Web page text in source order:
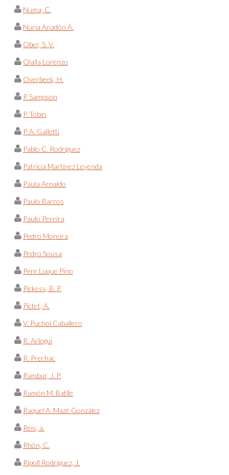
Numa, C.
Nuria Anadón A.
Ober, S. V.
Olalla Lorenzo
Overbeek, H.
P. Sampson
P. Tobin
P. A. Galletti
Pablo C. Rodríguez
Patricia Martinez Leyenda
Paula Arnaldo
Paulo Barros
Paulo Pereira
Pedro Moreira
Pedro Sousa
Pere Luque Pino
Pickess, B. P.
Pictet, A.
V. Puchol Caballero
R. Arlegui
R. Prechac
Rambur, J. P.
Ramón M. Batlle
Raquel A. Mazé González
Reis, a.
Rhön, C.
Ripoll Rodríguez, J.